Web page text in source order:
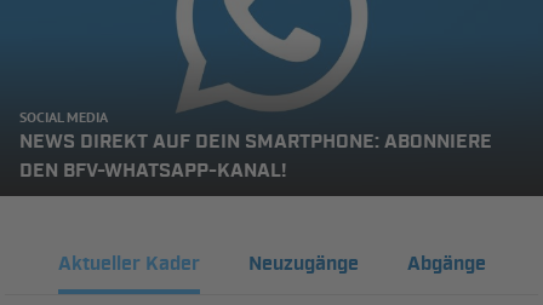
SOCIAL MEDIA
NEWS DIREKT AUF DEIN SMARTPHONE: ABONNIERE
DEN BFV-WHATSAPP-KANAL!
Aktueller Kader Neuzugänge Abgänge